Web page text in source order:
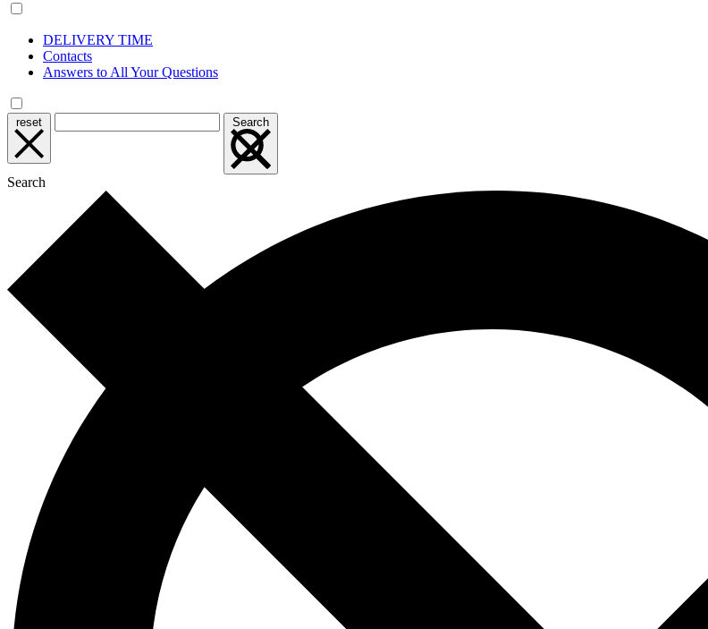
DELIVERY TIME
Contacts
Answers to All Your Questions
reset Search
Search